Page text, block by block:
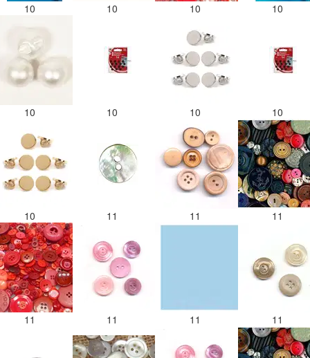
10 10 10 10
10 10 10 10
10 11 11 11
11 11 11 11